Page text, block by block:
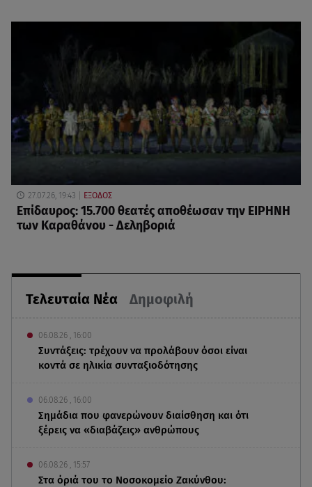
Τελευταία Νέα Δημοφιλή
06.08.26 , 16:00
Συντάξεις: τρέχουν να προλάβουν όσοι είναι
κοντά σε ηλικία συνταξιοδότησης
06.08.26 , 16:00
Σημάδια που φανερώνουν διαίσθηση και ότι
ξέρεις να «διαβάζεις» ανθρώπους
06.08.26 , 15:57
Στα όριά του το Νοσοκομείο Ζακύνθου:
27.07.26, 19:43 ΕΞΟΔΟΣ
Επίδαυρος: 15.700 θεατές αποθέωσαν την ΕΙΡΗΝΗ
των Καραθάνου - Δεληβοριά